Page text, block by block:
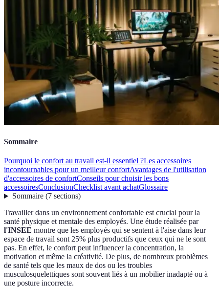
Sommaire
Pourquoi le confort au travail est-il essentiel ?Les accessoires
incontournables pour un meilleur confortAvantages de l'utilisation
d'accessoires de confortConseils pour choisir les bons
accessoiresConclusionChecklist avant achatGlossaire
Sommaire(7 sections)
Travailler dans un environnement confortable est crucial pour la
santé physique et mentale des employés. Une étude réalisée par
l'INSEE montre que les employés qui se sentent à l'aise dans leur
espace de travail sont 25% plus productifs que ceux qui ne le sont
pas. En effet, le confort peut influencer la concentration, la
motivation et même la créativité. De plus, de nombreux problèmes
de santé tels que les maux de dos ou les troubles
musculosquelettiques sont souvent liés à un mobilier inadapté ou à
une posture incorrecte.